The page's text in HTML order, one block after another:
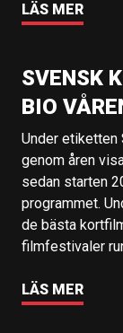
LÄS MER
SVENSK
BIO
Under
genom åren
sedan starten
programmet.
de bästa
filmfestivaler
LÄS MER